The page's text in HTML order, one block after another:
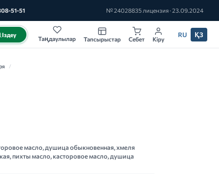
51-51 № 24028835 лицензия · 23.09.2024
Іздеу
Таңдаулылар Тапсырыстар Себет Кіру
RU ҚЗ
/
масло, душица обыкновенная, хмеля
пихты масло, касторовое масло, душица